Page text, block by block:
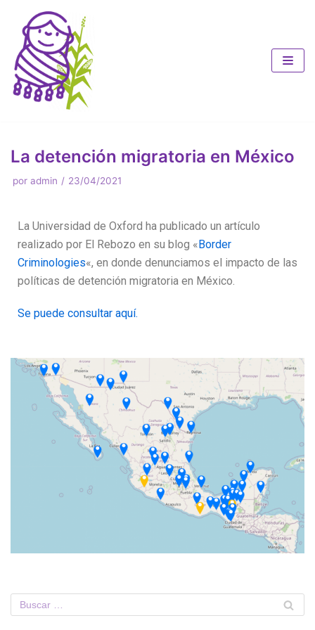
Saltar
al
contenido
La detención migratoria en México
por admin 23/04/2021
La Universidad de Oxford ha publicado un artículo
realizado por El Rebozo en su blog «Border
Criminologies«, en donde denunciamos el impacto de las
políticas de detención migratoria en México.
Se puede consultar aquí.